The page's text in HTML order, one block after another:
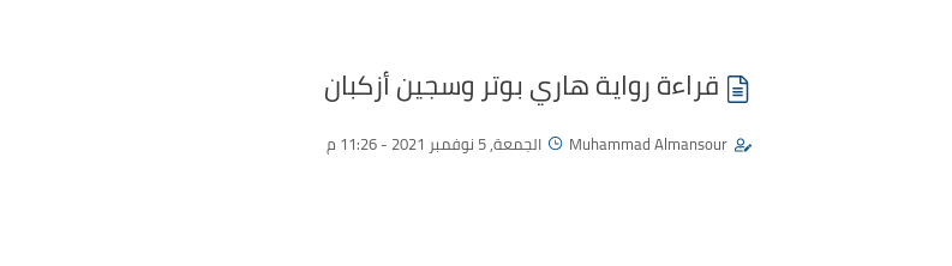
قراءة رواية هاري بوتر وسجين أزكبان
Muhammad Almansour الجمعة, 5 نوفمبر 2021 - 11:26 م